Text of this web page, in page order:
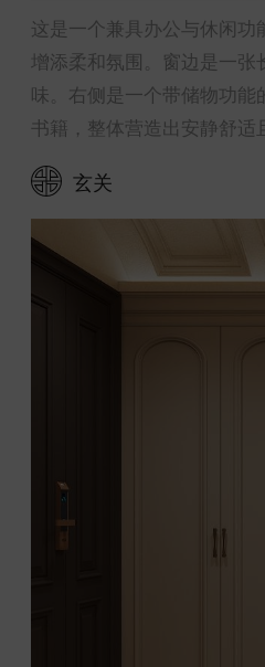
这是一个兼具办公与休闲
增添柔和氛围。窗边是一
味。右侧是一个带储物功
书籍，整体营造出安静舒适
玄关